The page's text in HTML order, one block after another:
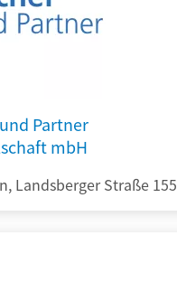
Partner
mbH
Landsberger Straße 155